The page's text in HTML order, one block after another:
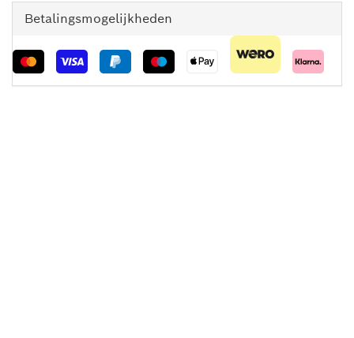
Betalingsmogelijkheden